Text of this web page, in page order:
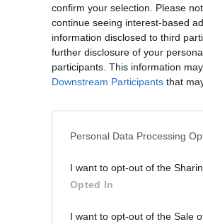
confirm your selection. Please
continue seeing interest-based
information disclosed to third
further disclosure of your
participants. This information
Downstream Participants that
Personal Data Processing
I want to opt-out of the
Opted In
I want to opt-out of the Sale
@easyJet